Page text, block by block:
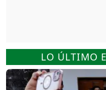
LO ÚLTIMO